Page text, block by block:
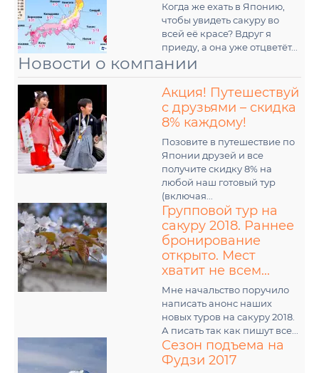
Когда же ехать в Японию,
чтобы увидеть сакуру во
всей её красе? Вдруг я
приеду, а она уже отцветёт...
Новости о компании
Акция! Путешествуй
с друзьями – скидка
8% каждому!
Позовите в путешествие по
Японии друзей и все
получите скидку 8% на
любой наш готовый тур
(включая...
Групповой тур на
сакуру 2018. Раннее
бронирование
открыто. Мест
хватит не всем...
Мне начальство поручило
написать анонс наших
новых туров на сакуру 2018.
А писать так как пишут все...
Сезон подъема на
Фудзи 2017